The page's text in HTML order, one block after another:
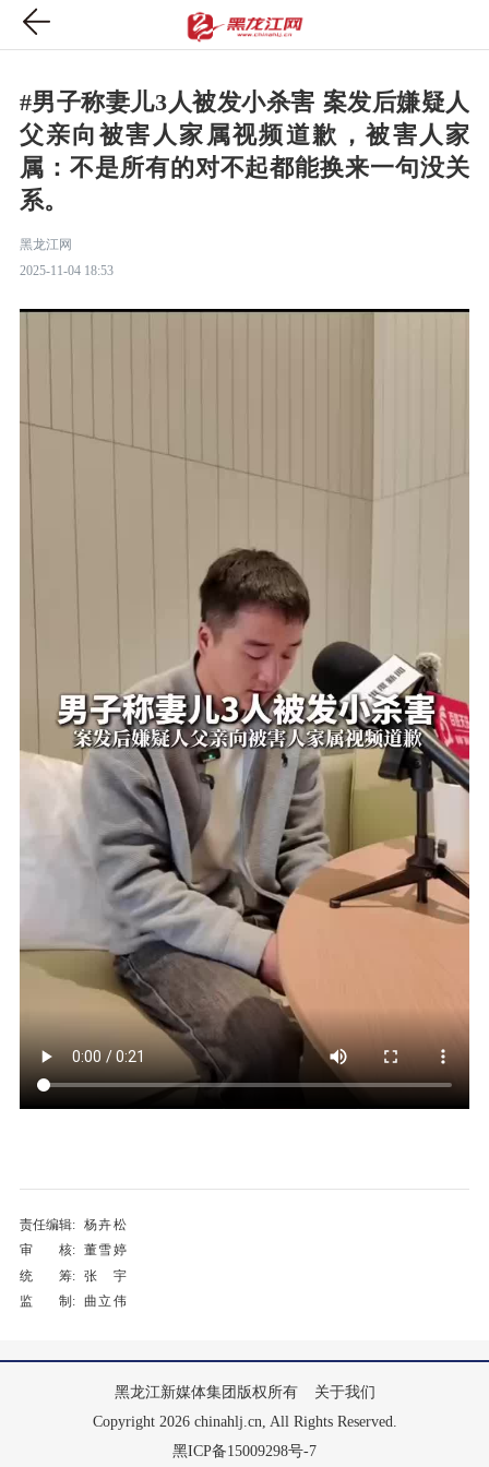
#男子称妻儿3人被发小杀害 案发后嫌疑人
父亲向被害人家属视频道歉，被害人家
属：不是所有的对不起都能换来一句没关
系。
黑龙江网
2025-11-04 18:53
责任编辑: 杨卉松
审 核: 董雪婷
统 筹: 张宇
监 制: 曲立伟
黑龙江新媒体集团版权所有
关于我们
Copyright 2026 chinahlj.cn, All Rights Reserved.
黑ICP备15009298号-7